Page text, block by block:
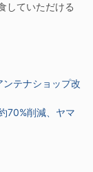
していただける
テナショップ改
70%削減、ヤマ